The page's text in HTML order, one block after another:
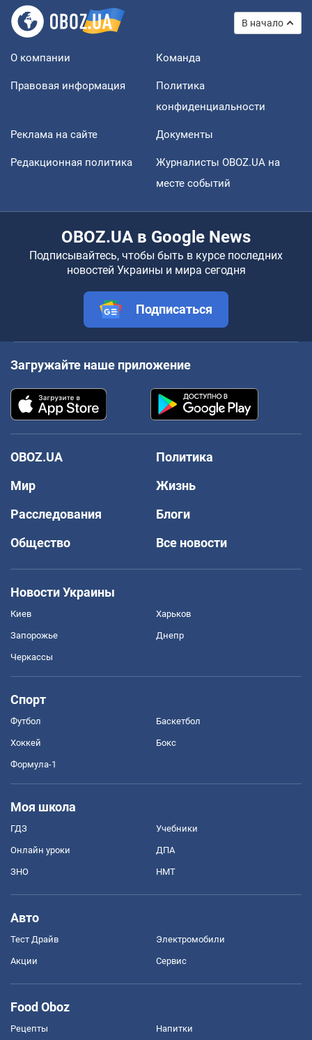
В начало
О компании Команда
Правовая информация
Политика
конфиденциальности
Реклама на сайте Документы
Редакционная политика
Журналисты OBOZ.UA на
месте событий
OBOZ.UA в Google News
Подписывайтесь, чтобы быть в курсе последних
новостей Украины и мира сегодня
Подписаться
Загружайте наше приложение
OBOZ.UA
Политика
Мир
Жизнь
Расследования
Блоги
Общество
Все новости
Новости Украины
Киев Харьков
Запорожье Днепр
Черкассы
Спорт
Футбол Баскетбол
Хоккей Бокс
Формула-1
Моя школа
ГДЗ Учебники
Онлайн уроки ДПА
ЗНО НМТ
Авто
Тест Драйв Электромобили
Акции Сервис
Food Oboz
Рецепты Напитки